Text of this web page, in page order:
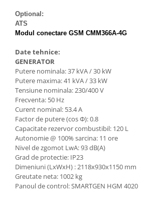
Atomizoare si pulverizatoare
Tocatoare resturi vegetale
Maturi rotative
Solarii gradina
Solutii depozitare
Casute gradina
Cutii depozitare
Mobilier gradina
Set mobilier gradina
Canapele de gradina
Scaune gradina
Mese gradina
Optional:
ATS
Modul conectare GSM CMM366A-4G
Date tehnice:
GENERATOR
Putere nominala: 37 kVA / 30 kW
Putere maxima: 41 kVA / 33 kW
Tensiune nominala: 230/400 V
Frecventa: 50 Hz
Curent nominal: 53.4 A
Factor de putere (cos Φ): 0.8
Capacitate rezervor combustibil: 120 L
Autonomie @ 100% sarcina: 11 ore
Nivel de zgomot LwA: 93 dB(A)
Grad de protectie: IP23
Dimeniuni (LxWxH) : 2118x930x1150 mm
Greutate neta: 1002 kg
Panoul de control: SMARTGEN HGM 4020